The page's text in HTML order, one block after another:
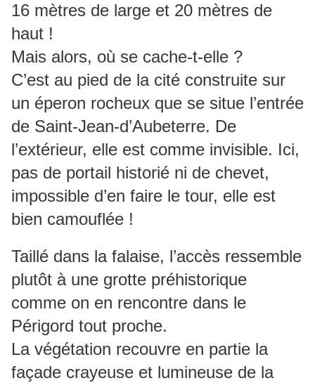
16 mètres de large et 20 mètres de
haut !
Mais alors, où se cache-t-elle ?
C’est au pied de la cité construite sur
un éperon rocheux que se situe l’entrée
de Saint-Jean-d’Aubeterre. De
l’extérieur, elle est comme invisible. Ici,
pas de portail historié ni de chevet,
impossible d’en faire le tour, elle est
bien camouflée !
Taillé dans la falaise, l’accès ressemble
plutôt à une grotte préhistorique
comme on en rencontre dans le
Périgord tout proche.
La végétation recouvre en partie la
façade crayeuse et lumineuse de la